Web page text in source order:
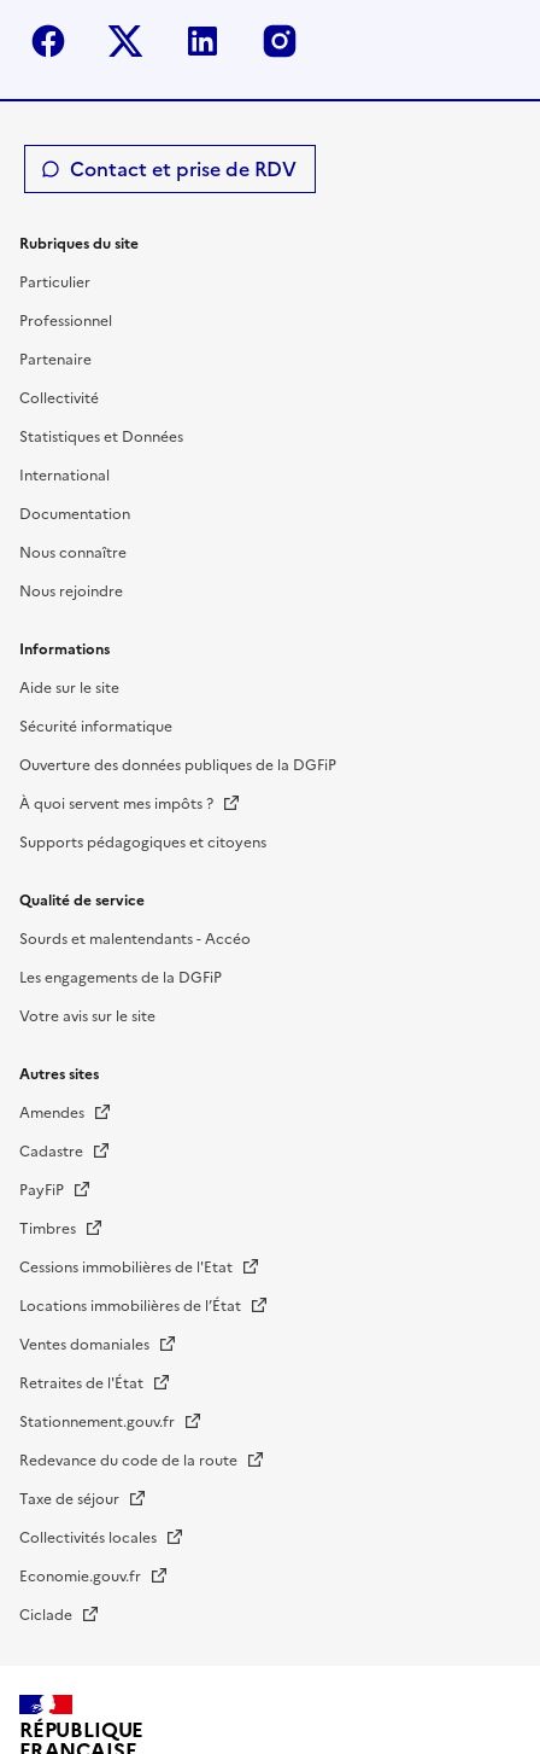
Facebook Twitter-X Linkedin
Contact et prise de RDV
Rubriques du site
Particulier
Professionnel
Partenaire
Collectivité
Statistiques et Données
International
Documentation
Nous connaître
Nous rejoindre
Informations
Aide sur le site
Sécurité informatique
Ouverture des données publiques de la DGFiP
À quoi servent mes impôts ?
Supports pédagogiques et citoyens
Qualité de service
Sourds et malentendants - Accéo
Les engagements de la DGFiP
Votre avis sur le site
Autres sites
Amendes
Cadastre
PayFiP
Timbres
Cessions immobilières de l'Etat
Locations immobilières de l’État
Ventes domaniales
Retraites de l'État
Stationnement.gouv.fr
Redevance du code de la route
Taxe de séjour
Collectivités locales
Economie.gouv.fr
Ciclade
RÉPUBLIQUE